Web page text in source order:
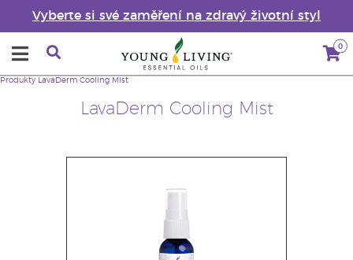
Vyberte si své zaměření na zdravý životní styl
0
LavaDerm Cooling Mist
Produkty LavaDerm Cooling Mist